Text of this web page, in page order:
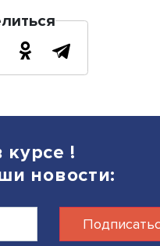
и морским
пассажирские
угольный
водным